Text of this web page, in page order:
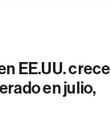
EE.UU. crece
en julio,